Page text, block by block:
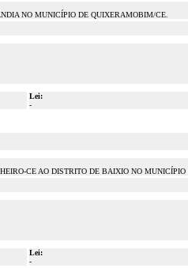
NO MUNICÍPIO DE QUIXERAMOBIM/CE.
Lei:
-
CE AO DISTRITO DE BAIXIO NO MUNICÍPIO
Lei:
-